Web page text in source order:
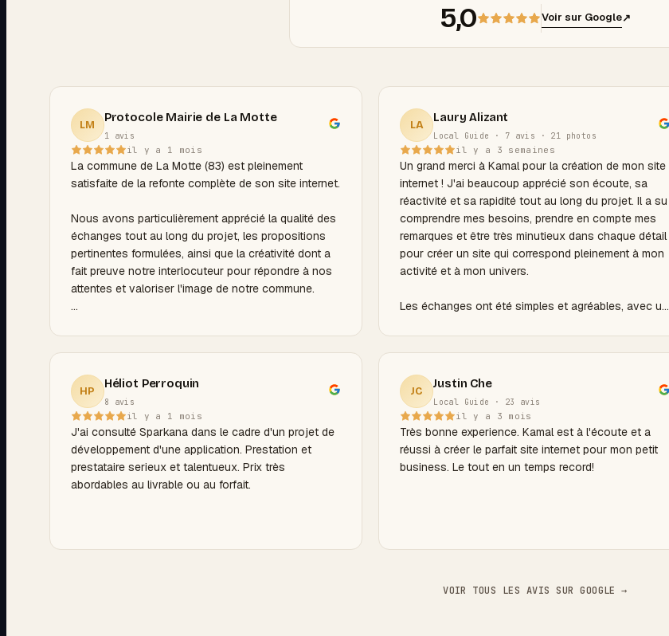
5,0 Voir sur Google↗
LM
Protocole Mairie de La Motte
1 avis
il y a 1 mois
La commune de La Motte (83) est pleinement
satisfaite de la refonte complète de son site internet.
Nous avons particulièrement apprécié la qualité des
échanges tout au long du projet, les propositions
pertinentes formulées, ainsi que la créativité dont a
fait preuve notre interlocuteur pour répondre à nos
attentes et valoriser l'image de notre commune.
l'administration du site au quotidien.
Le résultat est à la hauteur de nos attentes, tant sur
le plan esthétique que fonctionnel. Un partenariat de
qualité que nous recommandons sans hésitation.
Merci pour votre professionnalisme et votre
LA
Laury Alizant
Local Guide · 7 avis · 21 photos
il y a 3 semaines
Un grand merci à Kamal pour la création de mon site
internet ! J'ai beaucoup apprécié son écoute, sa
réactivité et sa rapidité tout au long du projet. Il a su
comprendre mes besoins, prendre en compte mes
remarques et être très minutieux dans chaque détail
pour créer un site qui correspond pleinement à mon
activité et à mon univers.
Les échanges ont été simples et agréables, avec un
du résultat. Merci encore pour votre
accompagnement et votre investissement dans ce
projet !
HP
Héliot Perroquin
8 avis
il y a 1 mois
J'ai consulté Sparkana dans le cadre d'un projet de
développement d'une application. Prestation et
prestataire serieux et talentueux. Prix très
abordables au livrable ou au forfait.
JC
Justin Che
Local Guide · 23 avis
il y a 3 mois
Très bonne experience. Kamal est à l'écoute et a
réussi à créer le parfait site internet pour mon petit
business. Le tout en un temps record!
VOIR TOUS LES AVIS SUR GOOGLE →